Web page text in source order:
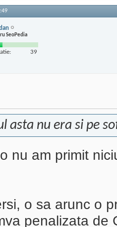
SeoPedia
39
asta nu era si pe
nu am primit
o sa arunc o
penalizata de